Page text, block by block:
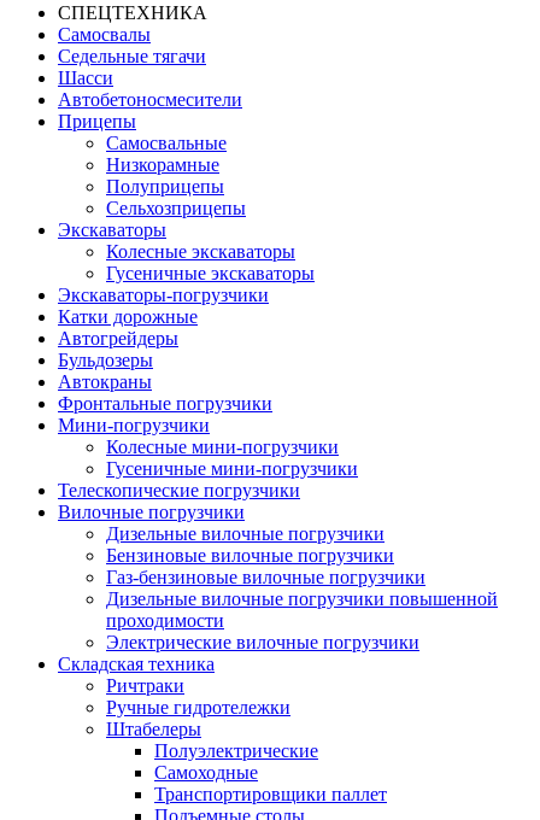
СПЕЦТЕХНИКА
Самосвалы
Седельные тягачи
Шасси
Автобетоно­смесители
Прицепы
Самосвальные
Низкорамные
Полуприцепы
Сельхозприцепы
Экскаваторы
Колесные экскаваторы
Гусеничные экскаваторы
Экскаваторы-погрузчики
Катки дорожные
Автогрейдеры
Бульдозеры
Автокраны
Фронтальные погрузчики
Мини-погрузчики
Колесные мини-погрузчики
Гусеничные мини-погрузчики
Телескопические погрузчики
Вилочные погрузчики
Дизельные вилочные погрузчики
Бензиновые вилочные погрузчики
Газ-бензиновые вилочные погрузчики
Дизельные вилочные погрузчики повышенной
проходимости
Электрические вилочные погрузчики
Складская техника
Ричтраки
Ручные гидротележки
Штабелеры
Полуэлектрические
Самоходные
Транспортировщики паллет
Подъемные столы